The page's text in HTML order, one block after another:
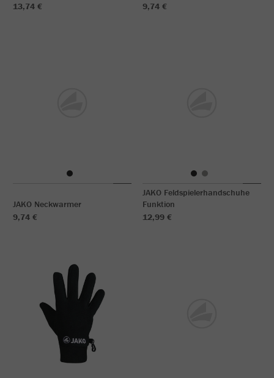
13,74 €
9,74 €
JAKO Neckwarmer
9,74 €
JAKO Feldspielerhandschuhe
Funktion
12,99 €